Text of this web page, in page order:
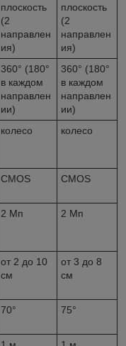
плоскость
(2
направлен
ия)
плоскость
(2
направлен
ия)
360° (180°
в каждом
направлен
ии)
360° (180°
в каждом
направлен
ии)
колесо колесо
CMOS CMOS
2 Мп 2 Мп
от 2 до 10
см
от 3 до 8
см
70° 75°